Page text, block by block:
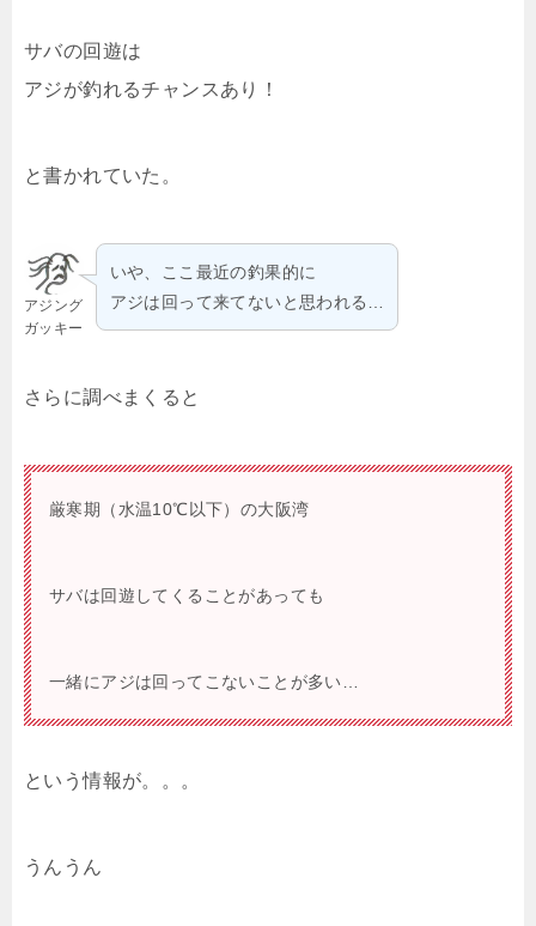
サバの回遊は
アジが釣れるチャンスあり！
と書かれていた。
アジング
ガッキー
いや、ここ最近の釣果的に
アジは回って来てないと思われる…
さらに調べまくると
厳寒期（水温10℃以下）の大阪湾
サバは回遊してくることがあっても
一緒にアジは回ってこないことが多い…
という情報が。。。
うんうん